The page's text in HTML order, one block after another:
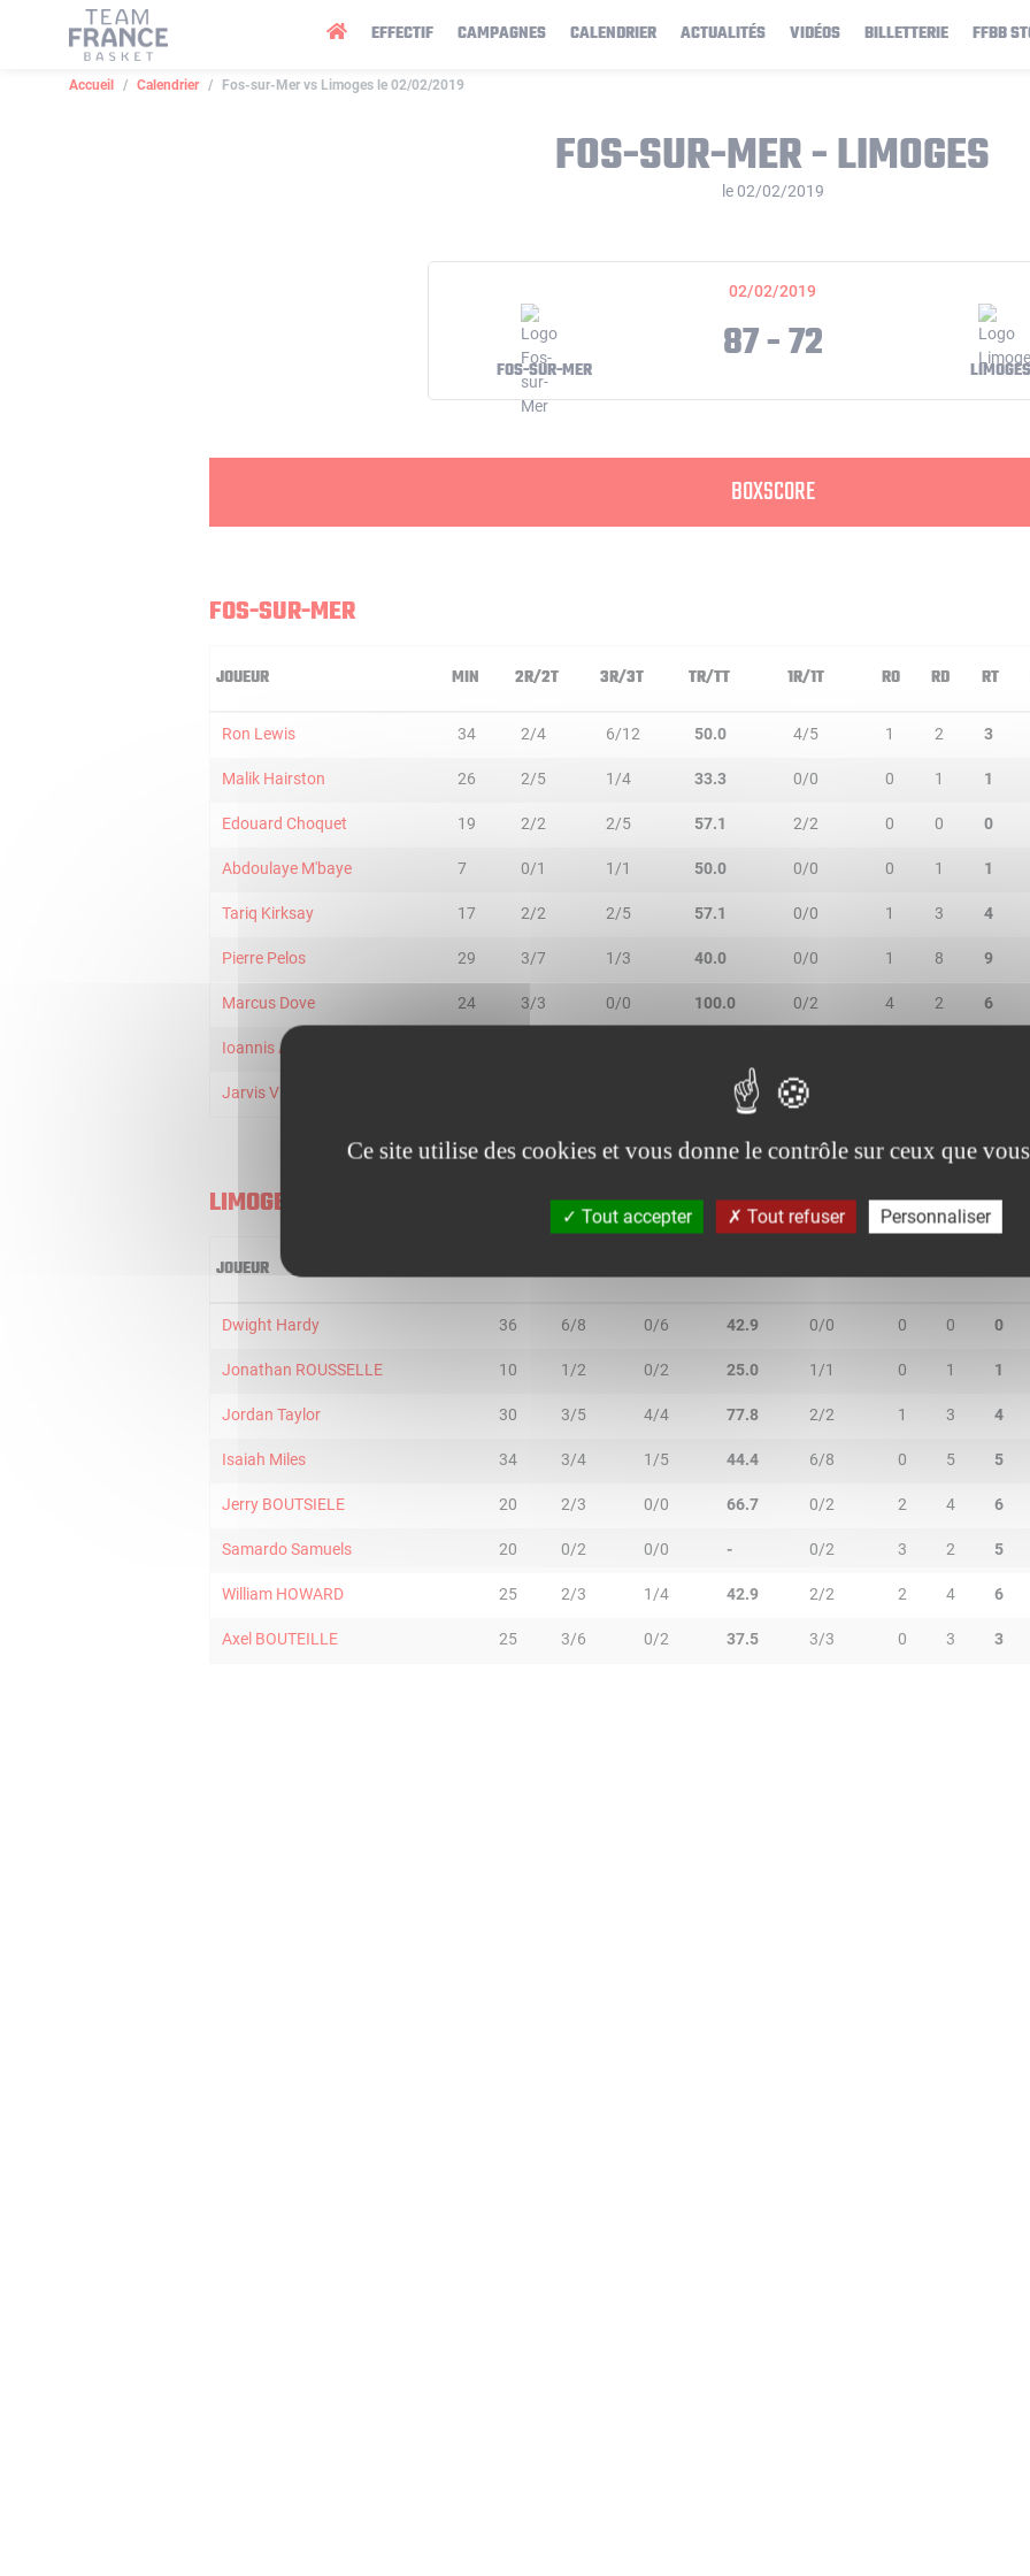
EFFECTIF CAMPAGNES CALENDRIER ACTUALITÉS VIDÉOS BILLETTERIE FFBB
Accueil Calendrier Fos-sur-Mer vs Limoges le 02/02/2019
FOS-SUR-MER - LIMOGES
le 02/02/2019
02/02/2019
FOS-SUR-MER 87 - 72 LIMOGES
BOXSCORE
FOS-SUR-MER
JOUEUR MIN 2R/2T 3R/3T TR/TT 1R/1T RO RD RT
Ron Lewis 34 2/4 6/12 50.0 4/5 1 2 3
Malik Hairston 26 2/5 1/4 33.3 0/0 0 1 1
Edouard Choquet 19 2/2 2/5 57.1 2/2 0 0 0
Abdoulaye M'baye 7 0/1 1/1 50.0 0/0 0 1 1
Tariq Kirksay 17 2/2 2/5 57.1 0/0 1 3 4
Pierre Pelos 29 3/7 1/3 40.0 0/0 1 8 9
Marcus Dove 24 3/3 0/0 100.0 0/2 4 2 6
Ioannis Athinaiou
Jarvis Varnado 0/0
LIMOGES
JOUEUR
Dwight Hardy 36 6/8 0/6 42.9 0/0 0 0 0
Jonathan ROUSSELLE 10 1/2 0/2 25.0 1/1 0 1 1
Jordan Taylor 30 3/5 4/4 77.8 2/2 1 3 4
Isaiah Miles 34 3/4 1/5 44.4 6/8 0 5 5
Jerry BOUTSIELE 20 2/3 0/0 66.7 0/2 2 4 6
Samardo Samuels 20 0/2 0/0 - 0/2 3 2 5
William HOWARD 25 2/3 1/4 42.9 2/2 2 4 6
Axel BOUTEILLE 25 3/6 0/2 37.5 3/3 0 3 3
Panneau de gestion des cookies
Ce site utilise des cookies et vous donne le contrôle sur ceux que
Tout accepter Tout refuser Personnaliser